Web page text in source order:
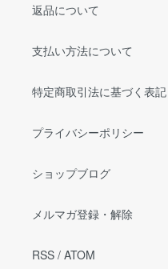
返品について
支払い方法について
特定商取引法に基づく表記
プライバシーポリシー
ショップブログ
メルマガ登録・解除
RSS / ATOM